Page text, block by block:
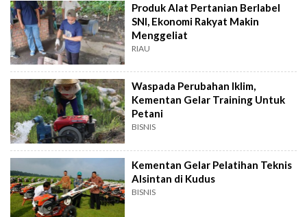
Produk Alat Pertanian Berlabel
SNI, Ekonomi Rakyat Makin
Menggeliat
RIAU
Waspada Perubahan Iklim,
Kementan Gelar Training Untuk
Petani
BISNIS
Kementan Gelar Pelatihan Teknis
Alsintan di Kudus
BISNIS